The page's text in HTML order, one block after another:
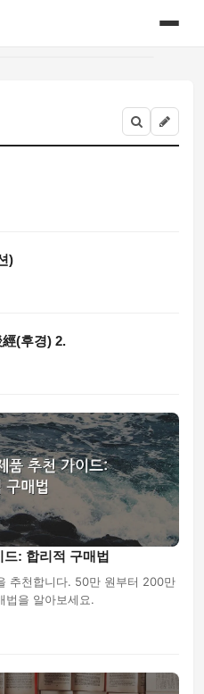
)
(후경) 2.
: 합리적 구매법
추천합니다. 50만 원부터 200만
법을 알아보세요.